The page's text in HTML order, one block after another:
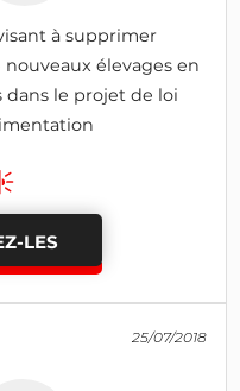
à supprimer
élevages en
dans le projet de loi
LES
25/07/2018